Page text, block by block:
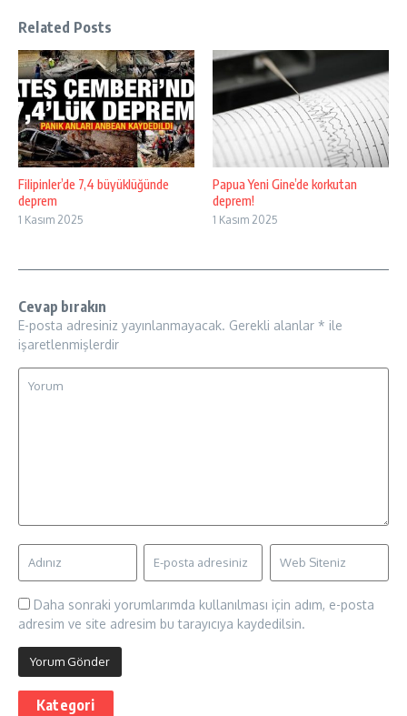
Related Posts
Filipinler’de 7,4 büyüklüğünde
deprem
1 Kasım 2025
Papua Yeni Gine’de korkutan
deprem!
1 Kasım 2025
Cevap bırakın
E-posta adresiniz yayınlanmayacak. Gerekli alanlar * ile
işaretlenmişlerdir
Daha sonraki yorumlarımda kullanılması için adım, e-posta
adresim ve site adresim bu tarayıcıya kaydedilsin.
Kategori